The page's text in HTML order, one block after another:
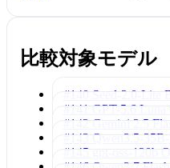
比較対象モデル
#140 Seed-2.0-Lite
#141 GPT-5.6 Luna
#142 Gemini 2.5
#143 Qwen3.5-
#145 gpt-oss-120b